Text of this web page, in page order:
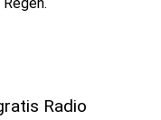
Radio